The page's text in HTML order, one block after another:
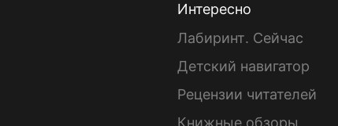
Интересно
Лабиринт. Сейчас
Детский навигатор
Рецензии читателей